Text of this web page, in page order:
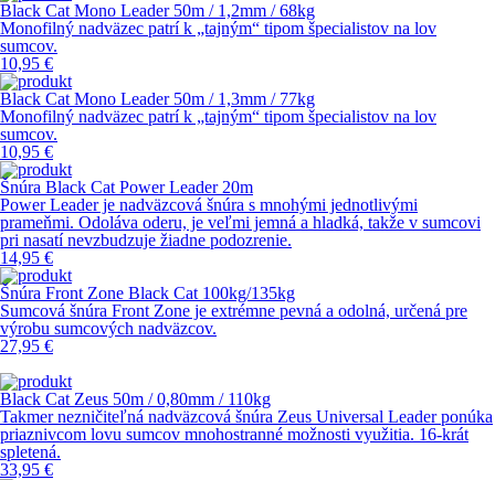
Black Cat Mono Leader 50m / 1,2mm / 68kg
Monofilný nadväzec patrí k „tajným“ tipom špecialistov na lov
sumcov.
10,95 €
Black Cat Mono Leader 50m / 1,3mm / 77kg
Monofilný nadväzec patrí k „tajným“ tipom špecialistov na lov
sumcov.
10,95 €
Šnúra Black Cat Power Leader 20m
Power Leader je nadväzcová šnúra s mnohými jednotlivými
prameňmi. Odoláva oderu, je veľmi jemná a hladká, takže v sumcovi
pri nasatí nevzbudzuje žiadne podozrenie.
14,95 €
Šnúra Front Zone Black Cat 100kg/135kg
Sumcová šnúra Front Zone je extrémne pevná a odolná, určená pre
výrobu sumcových nadväzcov.
27,95 €
Black Cat Zeus 50m / 0,80mm / 110kg
Takmer nezničiteľná nadväzcová šnúra Zeus Universal Leader ponúka
priaznivcom lovu sumcov mnohostranné možnosti využitia. 16-krát
spletená.
33,95 €